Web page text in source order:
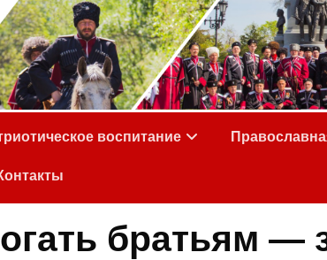
воспитание
братьям —